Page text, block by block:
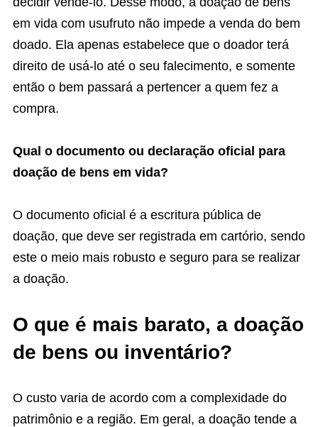
em vida com usufruto não impede a venda do bem
doado. Ela apenas estabelece que o doador terá
direito de usá-lo até o seu falecimento, e somente
então o bem passará a pertencer a quem fez a
compra.
Qual o documento ou declaração oficial para
doação de bens em vida?
O documento oficial é a escritura pública de
doação, que deve ser registrada em cartório, sendo
este o meio mais robusto e seguro para se realizar
a doação.
O que é mais barato, a doação
de bens ou inventário?
O custo varia de acordo com a complexidade do
patrimônio e a região. Em geral, a doação tende a